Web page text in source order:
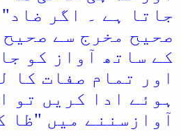
جاتا ہے ۔ اگر
صحیح مخرج سے
کے ساتھ آواز کو
اور تمام صفات کا
ہوئے ادا کریں تو
آوازسننے میں "ظا